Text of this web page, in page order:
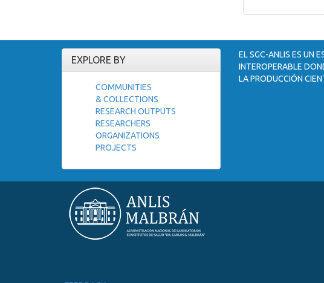
EXPLORE BY
COMMUNITIES
& COLLECTIONS
RESEARCH OUTPUTS
RESEARCHERS
ORGANIZATIONS
PROJECTS
EL SGC-ANLIS ES UN
INTEROPERABLE
LA PRODUCCIÓN